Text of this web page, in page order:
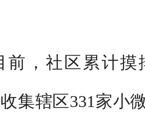
前，社区累计摸
集辖区331家小